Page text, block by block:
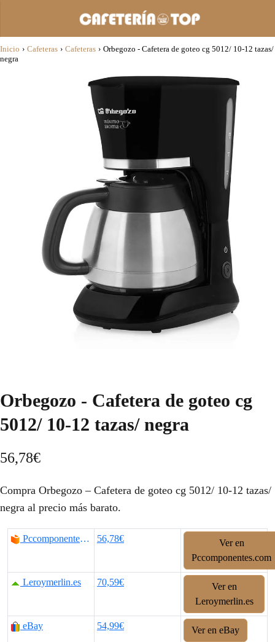
Inicio › Cafeteras › Cafeteras › Orbegozo - Cafetera de goteo cg 5012/ 10-12 tazas/
negra
Orbegozo - Cafetera de goteo cg
5012/ 10-12 tazas/ negra
56,78€
Compra Orbegozo – Cafetera de goteo cg 5012/ 10-12 tazas/
negra al precio más barato.
Pccomponentes.com 56,78€
Ver en
Pccomponentes.com
Leroymerlin.es 70,59€
Ver en
Leroymerlin.es
eBay 54,99€ Ver en eBay